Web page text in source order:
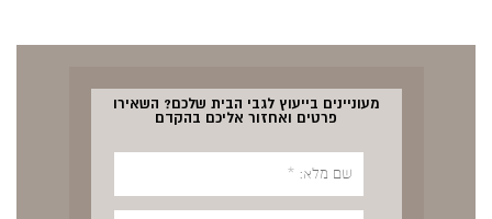
מעוניינים בייעוץ לגבי הבית שלכם? השאירו
פרטים ואחזור אליכם בהקדם